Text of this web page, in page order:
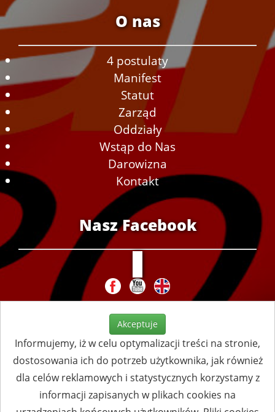
O nas
4 postulaty
Manifest
Statut
Zarząd
Oddziały
Wstąp do Nas
Darowizna
Kontakt
Nasz Facebook
Akceptuje
Informujemy, iż w celu optymalizacji treści na stronie,
dostosowania ich do potrzeb użytkownika, jak również
dla celów reklamowych i statystycznych korzystamy z
informacji zapisanych w plikach cookies na